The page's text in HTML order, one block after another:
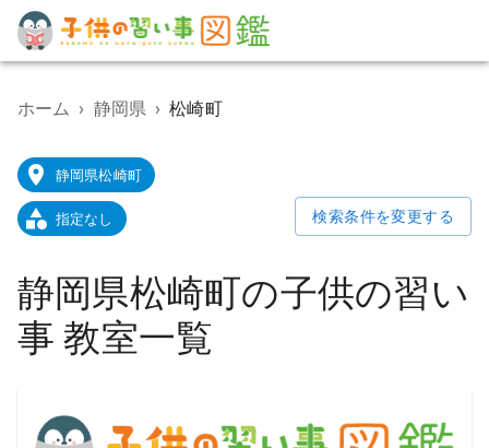
子
供
習
事
教
室
検
ー
タ
ル
サ
ホーム › 静岡県 › 松崎町
静岡県松崎町
指定なし 検索条件を変更する
静岡県松崎町の子供の習い
事 教室一覧